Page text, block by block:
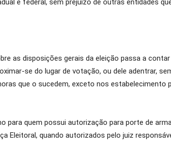
e federal, sem prejuízo de outras entidades
as disposições gerais da eleição passa a
se do lugar de votação, ou dele adentrar,
que o sucedem, exceto nos
para quem possui autorização para porte de
Eleitoral, quando autorizados pelo juiz